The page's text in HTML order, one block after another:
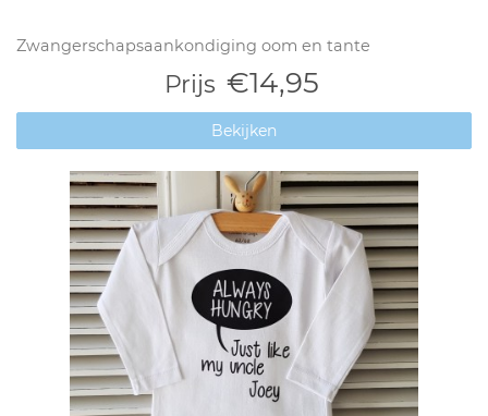
Zwangerschapsaankondiging oom en tante
Prijs €14,95
Bekijken